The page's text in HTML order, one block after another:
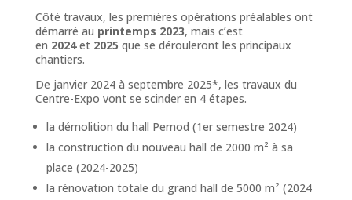
Côté travaux, les premières opérations préalables ont
démarré au printemps 2023, mais c’est
en 2024et 2025 que se dérouleront les principaux
chantiers.
De janvier 2024 à septembre 2025*, les travaux du
Centre-Expo vont se scinder en 4 étapes.
la démolition du hall Pernod (1er semestre 2024)
la construction du nouveau hall de 2000 m² à sa
place (2024-2025)
la rénovation totale du grand hall de 5000 m² (2024